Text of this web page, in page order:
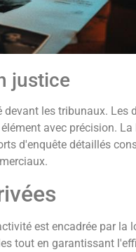
justice
les tribunaux. Les
avec précision.
d'enquête détaillés
est encadrée par
tout en garantissant